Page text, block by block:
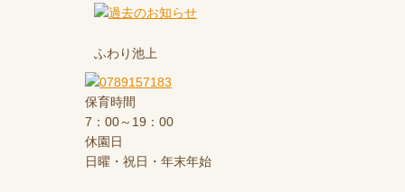
ふわり池上
保育時間
7：00～19：00
休園日
日曜・祝日・年末年始